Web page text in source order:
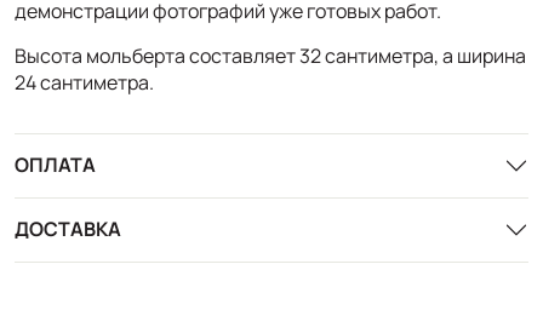
демонстрации фотографий уже готовых работ.
Высота мольберта составляет 32 сантиметра, а ширина
24 сантиметра.
ОПЛАТА
ДОСТАВКА